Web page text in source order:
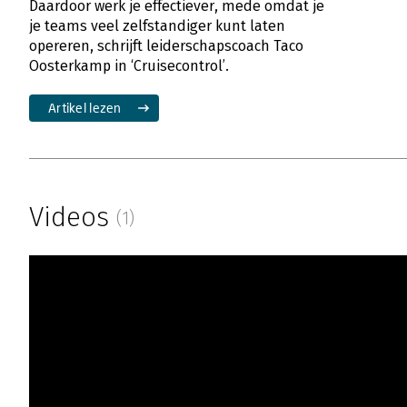
Daardoor werk je effectiever, mede omdat je
je teams veel zelfstandiger kunt laten
opereren, schrijft leiderschapscoach Taco
Oosterkamp in ‘Cruisecontrol’.
Artikel lezen
Videos (1)